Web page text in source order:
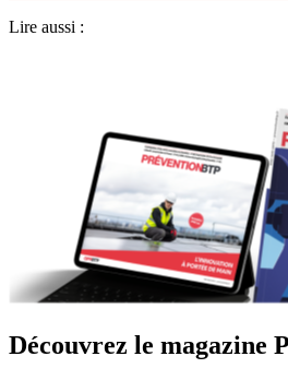
Lire aussi :
Découvrez le magazine